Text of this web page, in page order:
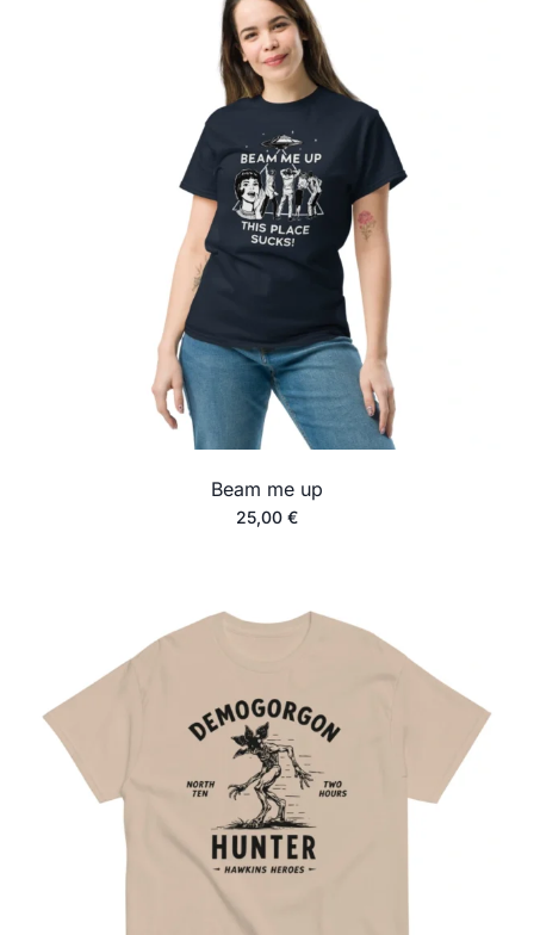
Beam me up
25,00 €